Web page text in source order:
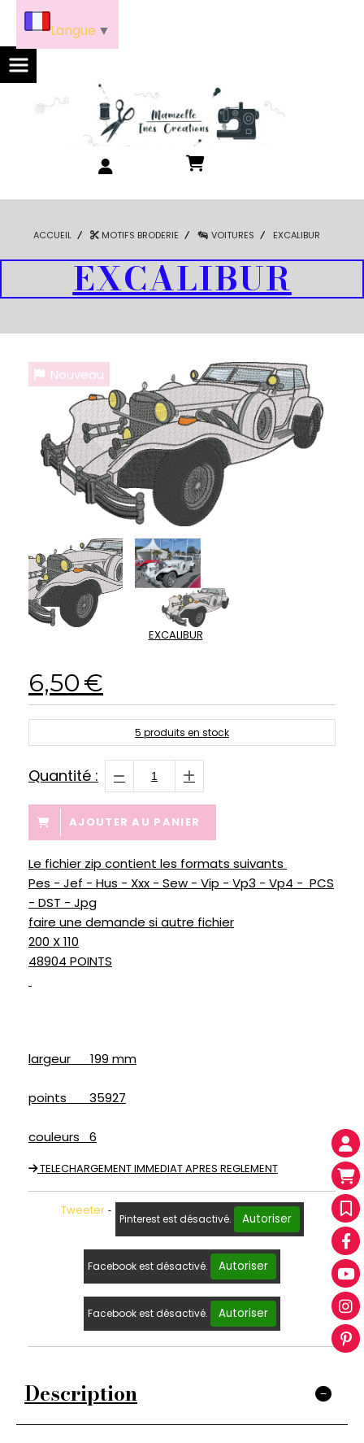
ACCUEIL MOTIFS BRODERIE VOITURES EXCALIBUR
EXCALIBUR
Nouveau
EXCALIBUR
6,50€
5 produits en stock
Quantité :
AJOUTER AU PANIER
Le fichier zip contient les formats suivants
Pes - Jef - Hus - Xxx - Sew - Vip - Vp3 - Vp4 - PCS
- DST - Jpg
faire une demande si autre fichier
200 X 110
48904 POINTS
largeur 199 mm
points 35927
couleurs 6
TELECHARGEMENT IMMEDIAT APRES REGLEMENT
Tweeter
Pinterest est désactivé. Autoriser
Facebook est désactivé. Autoriser
Facebook est désactivé. Autoriser
Description
Langue ▼